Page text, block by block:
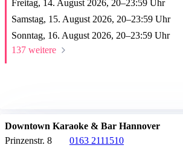
Freitag, 14. August 2026, 20–23:59 Uhr
Samstag, 15. August 2026, 20–23:59 Uhr
Sonntag, 16. August 2026, 20–23:59 Uhr
137 weitere
Downtown Karaoke & Bar Hannover
Prinzenstr. 8
0163 2111510